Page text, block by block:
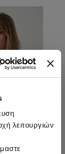
λειτουργιών
Bikini Top [D